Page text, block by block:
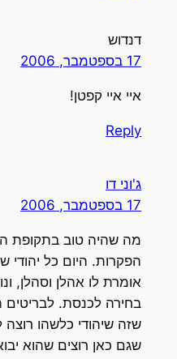
דנדוש
17 בספטמבר, 2006
איי איי קפטן!
Reply
ג'וני דו
17 בספטמבר, 2006
מה שהיה טוב בתקופת
הפקרות. היום כל יהודי
אומרת לו אהלן וסהלן,
בחירה לכנסת. לבריטים
שזה שיהודי כלשהו רוצה
שגם כאן רוצים שהוא